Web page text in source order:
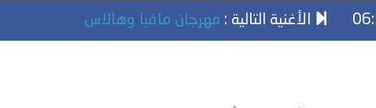
الأغنية التالية : مهرجان مافيا وهالاس